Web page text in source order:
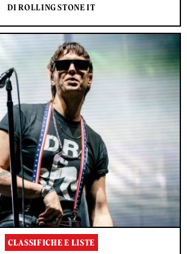
DI ROLLING STONE IT
CLASSIFICHE E LISTE